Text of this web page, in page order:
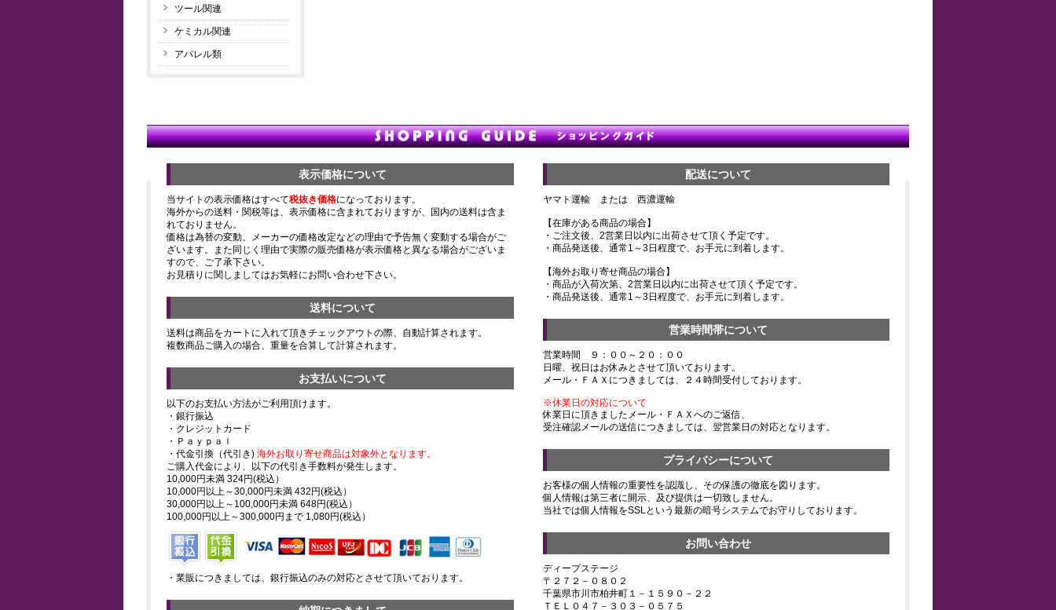
ツール関連
ケミカル関連
アパレル類
表示価格について
当サイトの表示価格はすべて税抜き価格になっております。
海外からの送料・関税等は、表示価格に含まれておりますが、国内の送料は含ま
れておりません。
価格は為替の変動、メーカーの価格改定などの理由で予告無く変動する場合がご
ざいます。また同じく理由で実際の販売価格が表示価格と異なる場合がございま
すので、ご了承下さい。
お見積りに関しましてはお気軽にお問い合わせ下さい。
送料について
送料は商品をカートに入れて頂きチェックアウトの際、自動計算されます。
複数商品ご購入の場合、重量を合算して計算されます。
お支払いについて
以下のお支払い方法がご利用頂けます。
・銀行振込
・クレジットカード
・Ｐａｙｐａｌ
・代金引換（代引き) 海外お取り寄せ商品は対象外となります。
ご購入代金により、以下の代引き手数料が発生します。
10,000円未満 324円(税込）
10,000円以上～30,000円未満 432円(税込）
30,000円以上～100,000円未満 648円(税込）
100,000円以上～300,000円まで 1,080円(税込）
・業販につきましては、銀行振込のみの対応とさせて頂いております。
配送について
ヤマト運輸 または 西濃運輸
【在庫がある商品の場合】
・ご注文後、2営業日以内に出荷させて頂く予定です。
・商品発送後、通常1～3日程度で、お手元に到着します。
【海外お取り寄せ商品の場合】
・商品が入荷次第、2営業日以内に出荷させて頂く予定です。
・商品発送後、通常1～3日程度で、お手元に到着します。
営業時間帯について
営業時間 ９：００～２０：００
日曜、祝日はお休みとさせて頂いております。
メール・ＦＡＸにつきましては、２４時間受付しております。
※休業日の対応について
休業日に頂きましたメール・ＦＡＸへのご返信、
受注確認メールの送信につきましては、翌営業日の対応となります。
プライバシーについて
お客様の個人情報の重要性を認識し、その保護の徹底を図ります。
個人情報は第三者に開示、及び提供は一切致しません。
当社では個人情報をSSLという最新の暗号システムでお守りしております。
お問い合わせ
ディープステージ
〒２７２－０８０２
千葉県市川市柏井町１－１５９０－２２
ＴＥＬ０４７－３０３－０５７５